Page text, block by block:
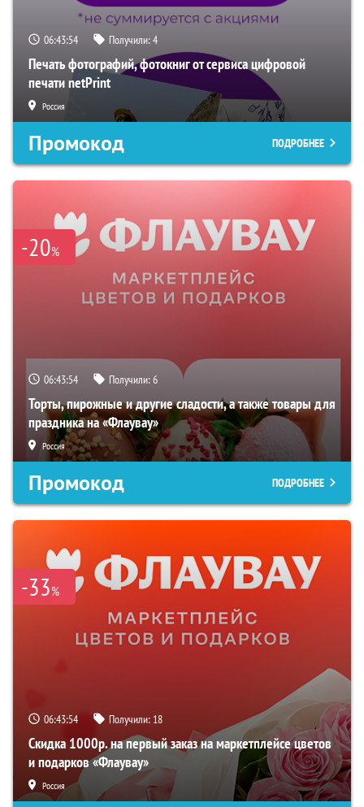
06:43:53 Получили:4
Печать фотографий, фотокниг от сервиса цифровой
печати netPrint
Россия
Промокод ПОДРОБНЕЕ
-20%
06:43:53 Получили:6
Торты, пирожные и другие сладости, а также товары для
праздника на «Флаувау»
Россия
Промокод ПОДРОБНЕЕ
-33%
06:43:53 Получили: 18
Скидка 1000р. на первый заказ на маркетплейсе цветов
и подарков «Флаувау»
Россия